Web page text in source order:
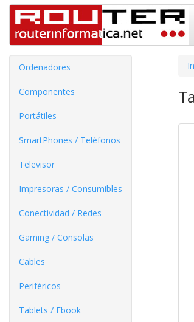
Ordenadores
Componentes
Portátiles
SmartPhones / Teléfonos
Televisor
Impresoras / Consumibles
Conectividad / Redes
Gaming / Consolas
Cables
Periféricos
Tablets / Ebook